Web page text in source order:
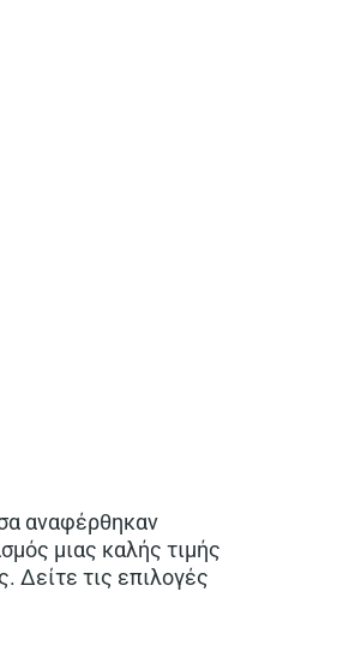
αναφέρθηκαν
μιας καλής τιμής
Δείτε τις επιλογές